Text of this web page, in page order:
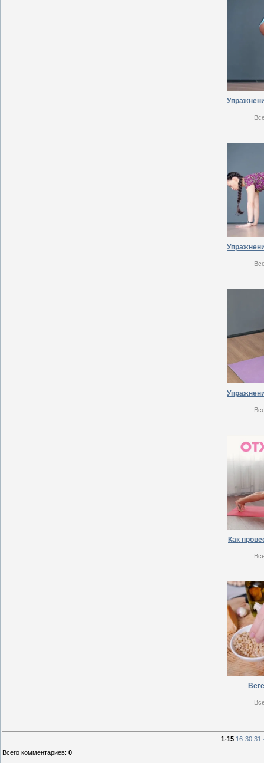
Как
1-15 16-30
Всего комментариев: 0